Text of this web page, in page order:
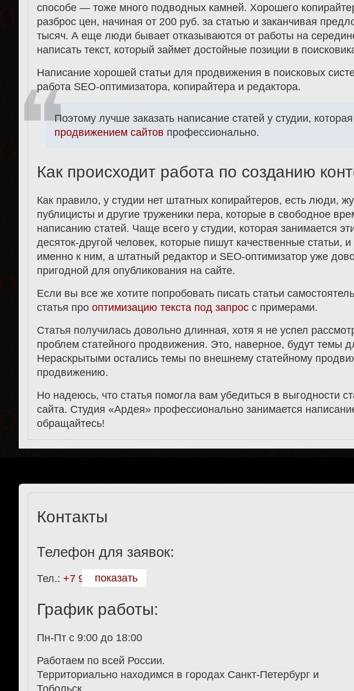
способе — тоже много подводных камней. Хорошего
разброс цен, начиная от 200 руб. за статью и заканчивая
тысяч. А еще люди бывает отказываются от работы на
написать текст, который займет достойные позиции в
Написание хорошей статьи для продвижения в поисковых
работа SEO-оптимизатора, копирайтера и редактора.
Поэтому лучше заказать написание статей у студии,
продвижением сайтов профессионально.
Как происходит работа по созданию
Как правило, у студии нет штатных копирайтеров, есть люди,
публицисты и другие труженики пера, которые в свободное
написанию статей. Чаще всего у студии, которая занимается
десяток-другой человек, которые пишут качественные статьи,
именно к ним, а штатный редактор и SEO-оптимизатор уже
пригодной для опубликования на сайте.
Если вы все же хотите попробовать писать статьи
статья про оптимизацию текста под запрос с примерами.
Статья получилась довольно длинная, хотя я не успел
проблем статейного продвижения. Это, наверное, будут темы
Нераскрытыми остались темы по внешнему статейному
продвижению.
Но надеюсь, что статья помогла вам убедиться в выгодности
сайта. Студия «Ардея» профессионально занимается
обращайтесь!
Контакты
Телефон для заявок:
Тел.: +7 928 911-27-61
показать
График работы:
Пн-Пт с 9:00 до 18:00
Работаем по всей России.
Территориально находимся в городах Санкт-Петербург и
Тобольск.